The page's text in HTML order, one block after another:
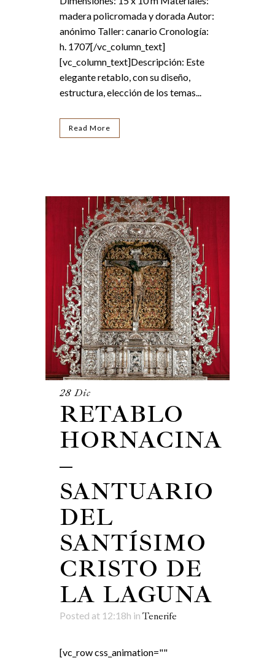
madera policromada y dorada Autor:
anónimo Taller: canario Cronología:
h. 1707[/vc_column_text]
[vc_column_text]Descripción: Este
elegante retablo, con su diseño,
estructura, elección de los temas...
Read More
28 Dic
RETABLO
HORNACINA
–
SANTUARIO
DEL
SANTÍSIMO
CRISTO DE
LA LAGUNA
Posted at 12:18h in Tenerife
[vc_row css_animation=""